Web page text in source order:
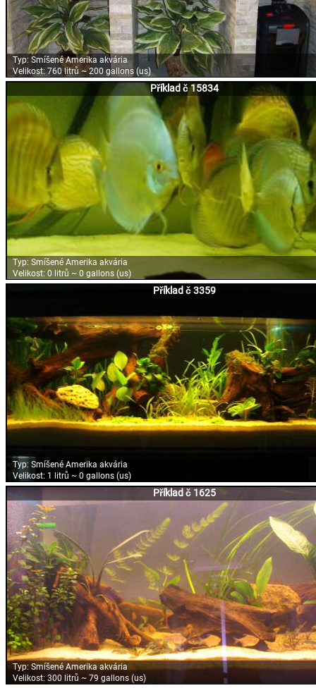
Typ: Smíšené Amerika akvária
Velikost:760 litrů ~ 200 gallons (us)
Příklad č 15834
Typ: Smíšené Amerika akvária
Velikost: 0 litrů ~ 0 gallons (us)
Příklad č 3359
Typ: Smíšené Amerika akvária
Velikost: 1 litrů ~ 0 gallons (us)
Příklad č 1625
Typ:Smíšené Amerika akvária
Velikost: 300 litrů ~ 79 gallons (us)